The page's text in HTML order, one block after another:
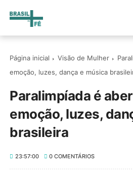
Página inicial Visão de Mulher
emoção, luzes, dança e música
Paralimpíada é
emoção, luzes,
brasileira
23:57:00 0 COMENTÁRIOS